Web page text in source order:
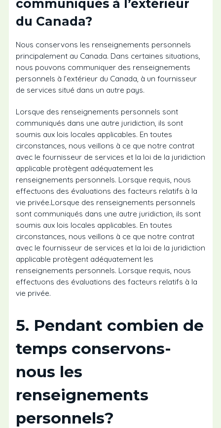
communiqués à l’extérieur
du Canada?
Nous conservons les renseignements personnels
principalement au Canada. Dans certaines situations,
nous pouvons communiquer des renseignements
personnels à l’extérieur du Canada, à un fournisseur
de services situé dans un autre pays.
Lorsque des renseignements personnels sont
communiqués dans une autre juridiction, ils sont
soumis aux lois locales applicables. En toutes
circonstances, nous veillons à ce que notre contrat
avec le fournisseur de services et la loi de la juridiction
applicable protègent adéquatement les
renseignements personnels. Lorsque requis, nous
effectuons des évaluations des facteurs relatifs à la
vie privée.Lorsque des renseignements personnels
sont communiqués dans une autre juridiction, ils sont
soumis aux lois locales applicables. En toutes
circonstances, nous veillons à ce que notre contrat
avec le fournisseur de services et la loi de la juridiction
applicable protègent adéquatement les
renseignements personnels. Lorsque requis, nous
effectuons des évaluations des facteurs relatifs à la
vie privée.
5. Pendant combien de
temps conservons-
nous les
renseignements
personnels?